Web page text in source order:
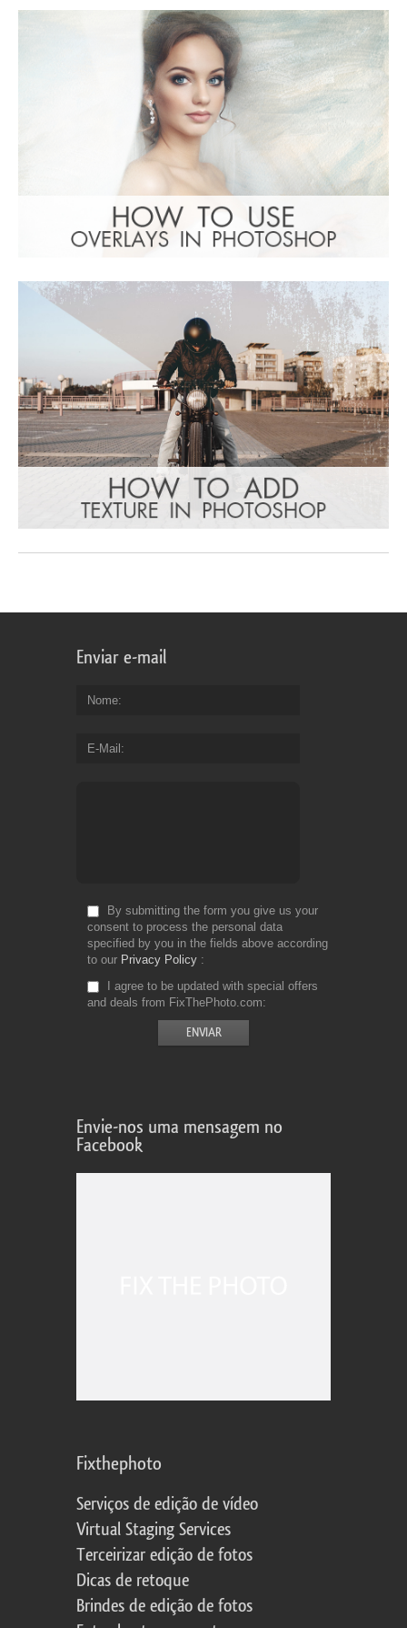
Enviar e-mail
Nome
E-Mail
By submitting the form you give us your
consent to process the personal data
specified by you in the fields above according
to our Privacy Policy
I agree to be updated with special offers
and deals from FixThePhoto.com
Envie-nos uma mensagem no
Facebook
Fixthephoto
Serviços de edição de vídeo
Virtual Staging Services
Terceirizar edição de fotos
Dicas de retoque
Brindes de edição de fotos